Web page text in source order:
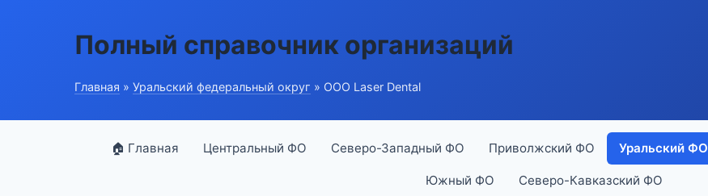
Полный справочник организаций
Главная » Уральский федеральный округ » ООО Laser Dental
🏠 Главная Центральный ФО Северо-Западный ФО Приволжский ФО Уральский ФО
Южный ФО Северо-Кавказский ФО